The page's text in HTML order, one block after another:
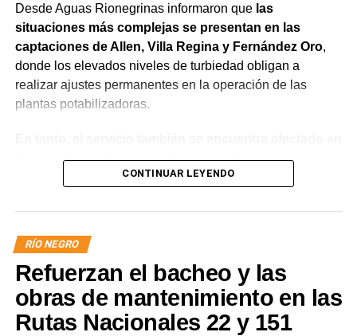
Desde Aguas Rionegrinas informaron que las
situaciones más complejas se presentan en las
captaciones de Allen, Villa Regina y Fernández Oro,
donde los elevados niveles de turbiedad obligan a
realizar ajustes permanentes en la operación de las
plantas potabilizadoras.
General Roca, Cipolletti y Balsa Las Perlas,
localidades donde podrían registrarse bajas de
trabaja para sostener la producción de agua potable.
Por otra parte, en Gral. E. Godoy se registran valores de
turbiedad cercanos a 80 NTU, mientras que en
Chichinales rondan los 10 NTU. En ambos casos, las
plantas continúan funcionando con monitoreo
permanente.
CONTINUAR LEYENDO
RÍO NEGRO
Refuerzan el bacheo y las
obras de mantenimiento en las
Rutas Nacionales 22 y 151